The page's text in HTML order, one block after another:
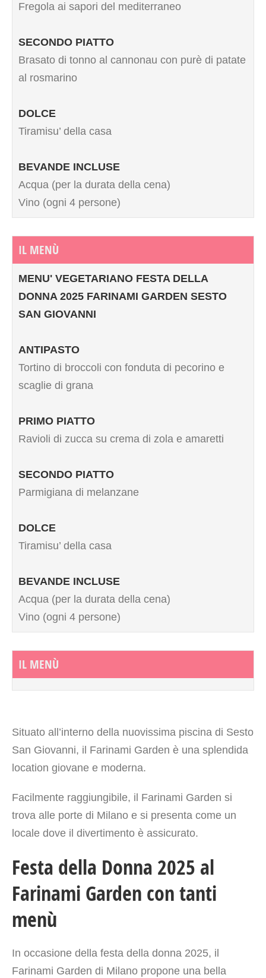
Fregola ai sapori del mediterraneo
SECONDO PIATTO
Brasato di tonno al cannonau con purè di patate
al rosmarino
DOLCE
Tiramisu’ della casa
BEVANDE INCLUSE
Acqua (per la durata della cena)
Vino (ogni 4 persone)
IL MENÙ
MENU' VEGETARIANO FESTA DELLA
DONNA 2025 FARINAMI GARDEN SESTO
SAN GIOVANNI
ANTIPASTO
Tortino di broccoli con fonduta di pecorino e
scaglie di grana
PRIMO PIATTO
Ravioli di zucca su crema di zola e amaretti
SECONDO PIATTO
Parmigiana di melanzane
DOLCE
Tiramisu’ della casa
BEVANDE INCLUSE
Acqua (per la durata della cena)
Vino (ogni 4 persone)
IL MENÙ
Situato all’interno della nuovissima piscina di Sesto
San Giovanni, il Farinami Garden è una splendida
location giovane e moderna.
Facilmente raggiungibile, il Farinami Garden si
trova alle porte di Milano e si presenta come un
locale dove il divertimento è assicurato.
Festa della Donna 2025 al
Farinami Garden con tanti
menù
In occasione della festa della donna 2025, il
Farinami Garden di Milano propone una bella